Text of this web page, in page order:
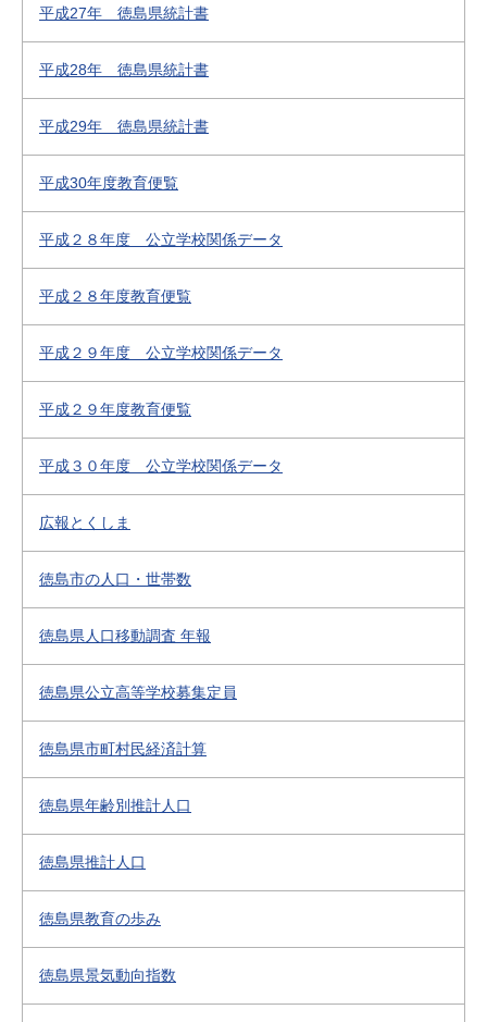
平成27年 徳島県統計書
平成28年 徳島県統計書
平成29年 徳島県統計書
平成30年度教育便覧
平成２８年度 公立学校関係データ
平成２８年度教育便覧
平成２９年度 公立学校関係データ
平成２９年度教育便覧
平成３０年度 公立学校関係データ
広報とくしま
徳島市の人口・世帯数
徳島県人口移動調査 年報
徳島県公立高等学校募集定員
徳島県市町村民経済計算
徳島県年齢別推計人口
徳島県推計人口
徳島県教育の歩み
徳島県景気動向指数